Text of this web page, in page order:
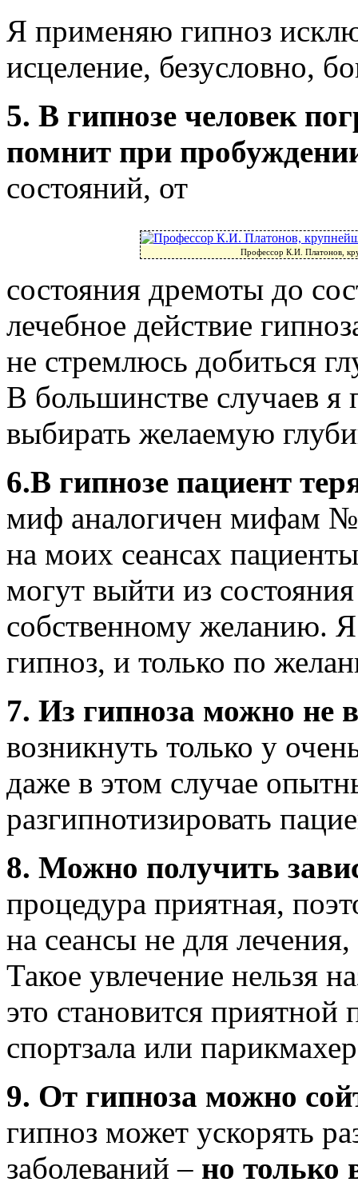
Я применяю гипноз
исцеление, безусловно,
5. В гипнозе человек
помнит при
состояний, от
Профессор К.И. Платонов,
состояния дремоты до
лечебное действие
не стремлюсь добиться
В большинстве случаев я
выбирать желаемую
6.В гипнозе пациент
миф аналогичен мифам
на моих сеансах
могут выйти из
собственному желанию.
гипноз, и только по
7. Из гипноза можно не
возникнуть только у
даже в этом случае
разгипнотизировать
8. Можно получить
процедура приятная,
на сеансы не для
Такое увлечение нельзя
это становится
спортзала или
9. От гипноза можно
гипноз может ускорять
заболеваний – но только